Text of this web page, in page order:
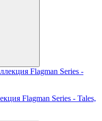
Flagman Series - Tales,